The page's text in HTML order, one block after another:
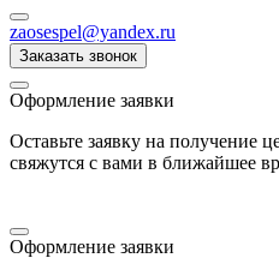
zaosespel@yandex.ru
Заказать звонок
Оформление заявки
Оставьте заявку на получение
свяжутся с вами в ближайшее
Оформление заявки